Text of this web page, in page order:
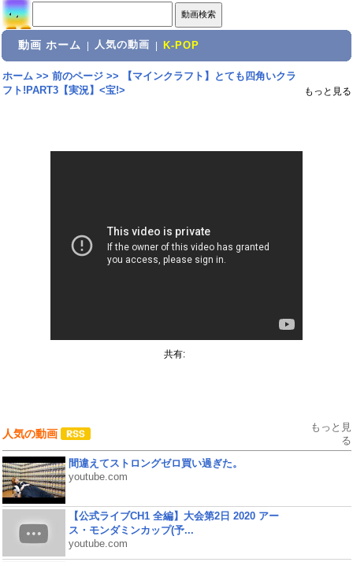
動画 ホーム 人気の動画 K-POP
ホーム>> 前のページ>>
【マインクラフト】とても四角いクラ
フト!PART3【実況】<宝!>
もっと見る
共有:
人気の動画
もっと見
る
間違えてストロングゼロ買い過ぎた。
youtube.com
【公式ライブCH1 全編】大会第2日 2020 アー
ス・モンダミンカップ(予...
youtube.com